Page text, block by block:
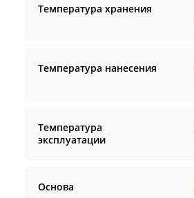
Температура хранения
Температура нанесения
Температура
эксплуатации
Основа